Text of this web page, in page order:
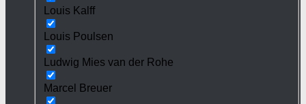
Louis Kalff
Louis Poulsen
Ludwig Mies van der Rohe
Marcel Breuer